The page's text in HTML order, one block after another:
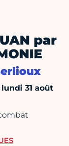
par
31 août